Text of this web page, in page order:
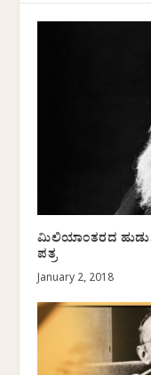
ಮಿಲಿಯಾಂತರದ
ಪತ್ರ
January 2, 2018